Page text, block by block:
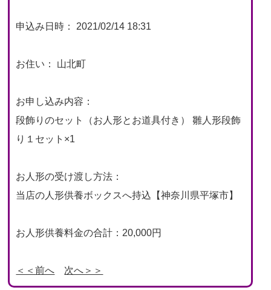
申込み日時： 2021/02/14 18:31
お住い： 山北町
お申し込み内容：
段飾りのセット（お人形とお道具付き） 雛人形段飾
り１セット×1
お人形の受け渡し方法：
当店の人形供養ボックスへ持込【神奈川県平塚市】
お人形供養料金の合計：20,000円
＜＜前へ 次へ＞＞